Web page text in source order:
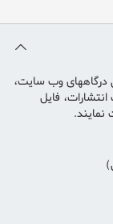
درگاههای وب سايت،
فايل
نمايند.